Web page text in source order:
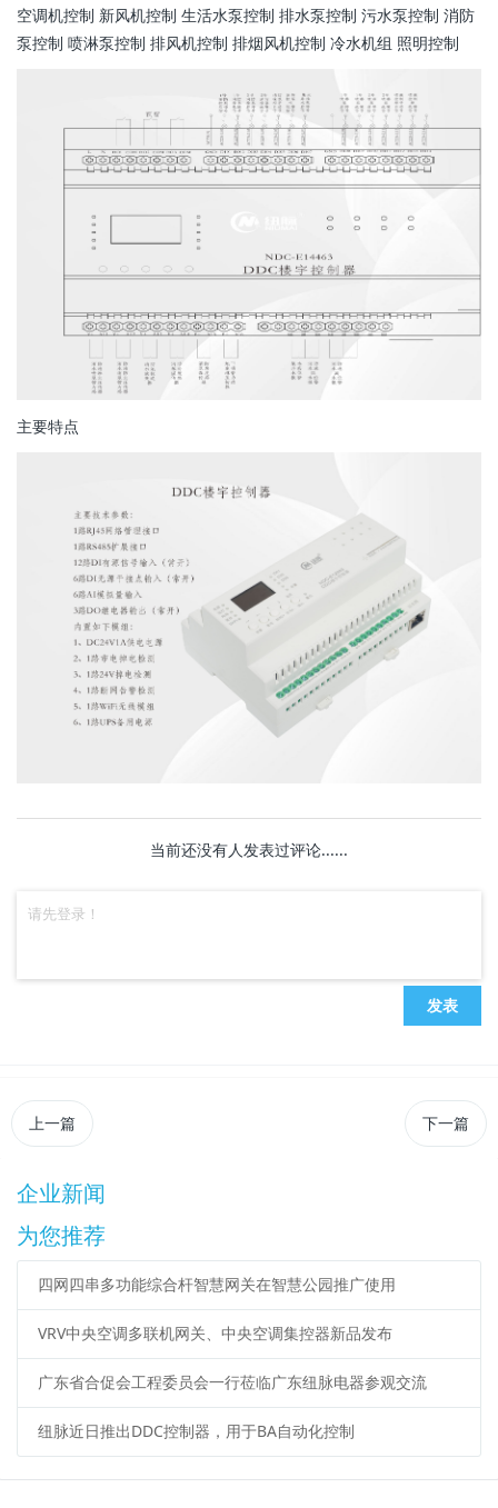
空调机控制 新风机控制 生活水泵控制 排水泵控制 污水泵控制 消防
泵控制 喷淋泵控制 排风机控制 排烟风机控制 冷水机组 照明控制
主要特点
当前还没有人发表过评论......
发表
上一篇 下一篇
企业新闻
为您推荐
四网四串多功能综合杆智慧网关在智慧公园推广使用
VRV中央空调多联机网关、中央空调集控器新品发布
广东省合促会工程委员会一行莅临广东纽脉电器参观交流
纽脉近日推出DDC控制器，用于BA自动化控制